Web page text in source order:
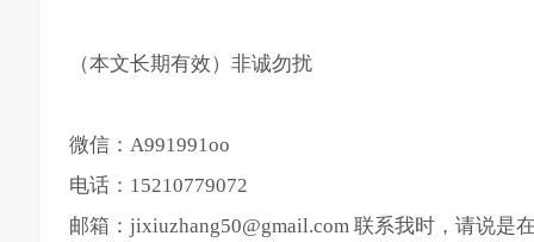
（本文长期有效）非诚勿扰
微信：A991991oo
电话：15210779072
邮箱：jixiuzhang50@gmail.com 联系我时，请说是